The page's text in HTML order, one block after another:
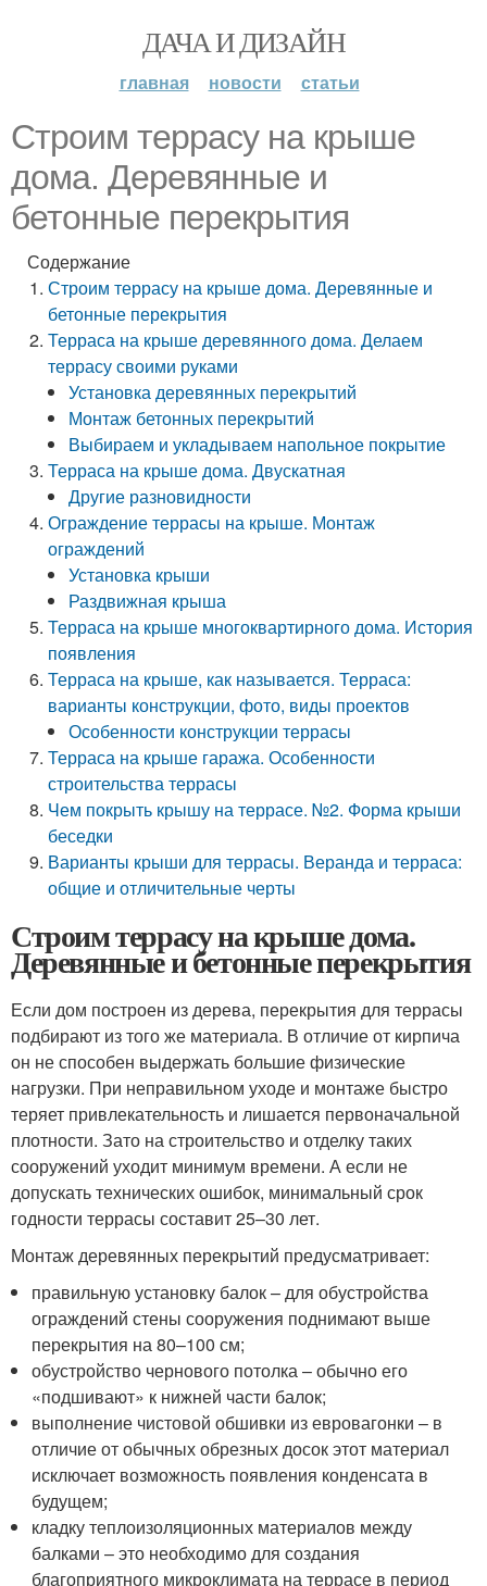
ДАЧА И ДИЗАЙН
главная новости статьи
Строим террасу на крыше
дома. Деревянные и
бетонные перекрытия
Содержание
Строим террасу на крыше дома. Деревянные и
бетонные перекрытия
Терраса на крыше деревянного дома. Делаем
террасу своими руками
Установка деревянных перекрытий
Монтаж бетонных перекрытий
Выбираем и укладываем напольное покрытие
Терраса на крыше дома. Двускатная
Другие разновидности
Ограждение террасы на крыше. Монтаж
ограждений
Установка крыши
Раздвижная крыша
Терраса на крыше многоквартирного дома. История
появления
Терраса на крыше, как называется. Терраса:
варианты конструкции, фото, виды проектов
Особенности конструкции террасы
Терраса на крыше гаража. Особенности
строительства террасы
Чем покрыть крышу на террасе. №2. Форма крыши
беседки
Варианты крыши для террасы. Веранда и терраса:
общие и отличительные черты
Строим террасу на крыше дома.
Деревянные и бетонные перекрытия
Если дом построен из дерева, перекрытия для террасы
подбирают из того же материала. В отличие от кирпича
он не способен выдержать большие физические
нагрузки. При неправильном уходе и монтаже быстро
теряет привлекательность и лишается первоначальной
плотности. Зато на строительство и отделку таких
сооружений уходит минимум времени. А если не
допускать технических ошибок, минимальный срок
годности террасы составит 25–30 лет.
Монтаж деревянных перекрытий предусматривает:
правильную установку балок – для обустройства
ограждений стены сооружения поднимают выше
перекрытия на 80–100 см;
обустройство чернового потолка – обычно его
«подшивают» к нижней части балок;
выполнение чистовой обшивки из евровагонки – в
отличие от обычных обрезных досок этот материал
исключает возможность появления конденсата в
будущем;
кладку теплоизоляционных материалов между
балками – это необходимо для создания
благоприятного микроклимата на террасе в период